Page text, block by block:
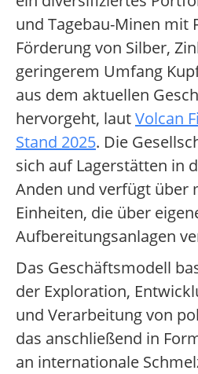
und Tagebau-Minen mit
Förderung von Silber,
geringerem Umfang
aus dem aktuellen
hervorgeht, lautVolcan
Stand 2025. Die
sich auf Lagerstätten in
Anden und verfügt über
Einheiten, die über
Aufbereitungsanlagen
Das Geschäftsmodell
der Exploration,
und Verarbeitung von
das anschließend in
an internationale